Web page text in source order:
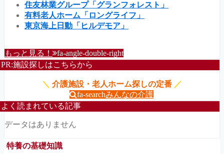
住友林業グループ「グランフォレスト」
有料老人ホーム「ロングライフ」
東京海上日動「ヒルデモア」
もっと見る！ fa-angle-double-right
PR:施設探しはこちらから
＼ 介護施設・老人ホーム探しの定番 ／
fa-searchみんなの介護
よく読まれている記事
データはありません
特養の基礎知識